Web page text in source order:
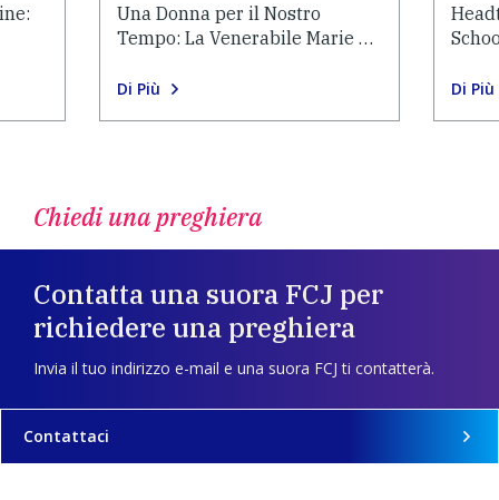
Una Donna per il Nostro
Tempo: La Venerabile Marie …
Di Più Di Più
Chiedi una preghiera
Contatta una suora FCJ per
richiedere una preghiera
Invia il tuo indirizzo e-mail e una suora FCJ ti contatterà.
Contattaci